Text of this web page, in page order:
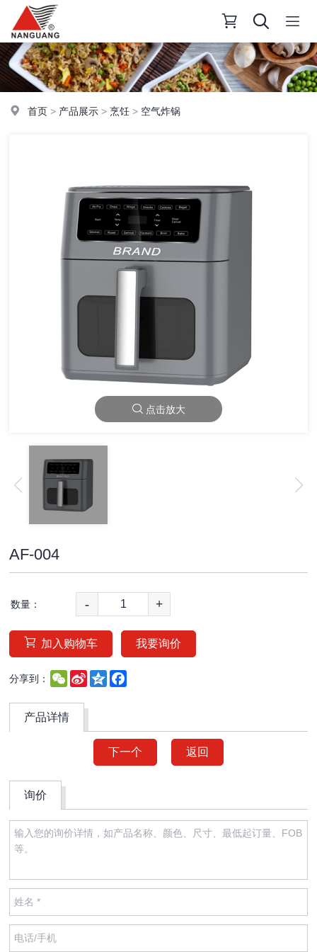
首页 > 产品展示 >烹饪 > 空气炸锅
点击放大
AF-004
数量： - +
加入购物车 我要询价
分享到： WeChat
Sina
Weibo
Qzone
产品详情
下一个 返回
询价